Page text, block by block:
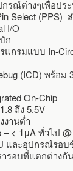
รณ์ต่างๆเพื่อปร
Select
I/O
ก
แกรมแบบ In-
(ICD) พร้อม
On-Chip
ถึง 5.5V
งานต่ำ
< 1μA ทั่วไป
และอุปกรณ์รอบ
รอบที่แตกต่างกั